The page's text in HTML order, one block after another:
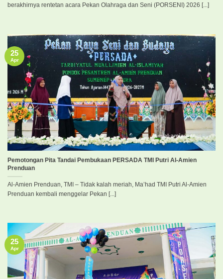
berakhirnya rentetan acara Pekan Olahraga dan Seni (PORSENI) 2026 [...]
Pemotongan Pita Tandai Pembukaan PERSADA TMI Putri Al-Amien
Prenduan
Al-Amien Prenduan, TMI – Tidak kalah meriah, Ma’had TMI Putri Al-Amien
Prenduan kembali menggelar Pekan [...]
25
Apr
25
Apr